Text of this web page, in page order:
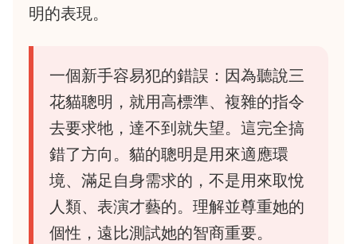
明的表現。
一個新手容易犯的錯誤：因為聽說三
花貓聰明，就用高標準、複雜的指令
去要求牠，達不到就失望。這完全搞
錯了方向。貓的聰明是用來適應環
境、滿足自身需求的，不是用來取悅
人類、表演才藝的。理解並尊重她的
個性，遠比測試她的智商重要。